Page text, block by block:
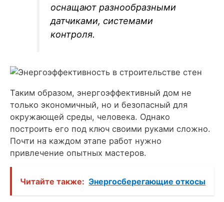
оснащают разнообразными
датчиками, системами
контроля.
Таким образом, энергоэффективный дом не
только экономичный, но и безопасный для
окружающей среды, человека. Однако
построить его под ключ своими руками сложно.
Почти на каждом этапе работ нужно
привлечение опытных мастеров.
Читайте также: Энергосберегающие откосы